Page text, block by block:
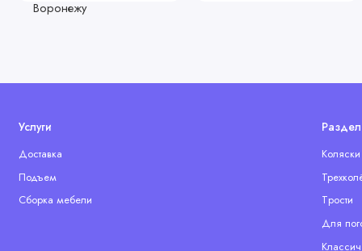
Услуги
Доставка
Подъем
Сборка мебели
Коляски
Tрости
Для